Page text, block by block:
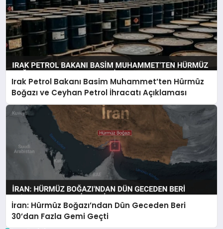
Irak Petrol Bakanı Basim Muhammet’ten Hürmüz
Boğazı ve Ceyhan Petrol İhracatı Açıklaması
İran: Hürmüz Boğazı’ndan Dün Geceden Beri
30’dan Fazla Gemi Geçti